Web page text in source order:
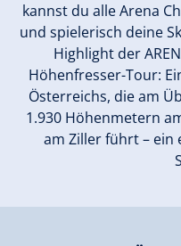
kannst du alle Arena
und spielerisch deine
Highlight der
Höhenfresser-Tour:
Österreichs, die am
1.930 Höhenmetern
am Ziller führt – ein